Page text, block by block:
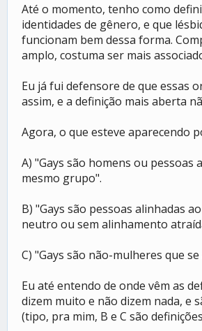
Até o momento, tenho como
identidades de gênero, e que
funcionam bem dessa forma.
amplo, costuma ser mais
Eu já fui defensore de que essas
assim, e a definição mais aberta
Agora, o que esteve aparecendo
A) "Gays são homens ou
mesmo grupo".
B) "Gays são pessoas alinhadas
neutro ou sem alinhamento
C) "Gays são não-mulheres que
Eu até entendo de onde vêm as
dizem muito e não dizem nada, e
(tipo, pra mim, B e C são